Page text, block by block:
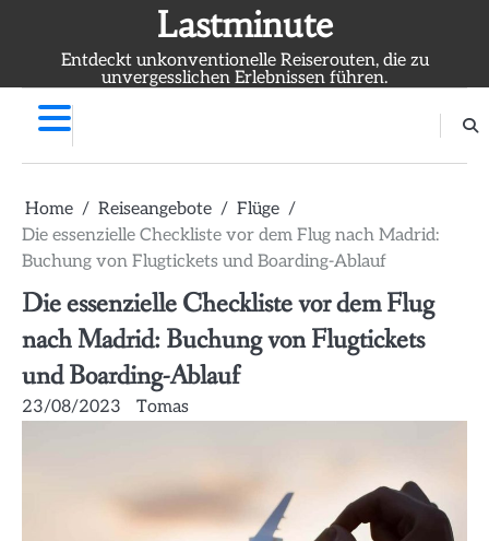
Lastminute
Entdeckt unkonventionelle Reiserouten, die zu
unvergesslichen Erlebnissen führen.
Home Reiseangebote
Flüge
Die essenzielle Checkliste vor dem Flug nach Madrid:
Buchung von Flugtickets und Boarding-Ablauf
Die essenzielle Checkliste vor dem Flug
nach Madrid: Buchung von Flugtickets
und Boarding-Ablauf
23/08/2023 Tomas